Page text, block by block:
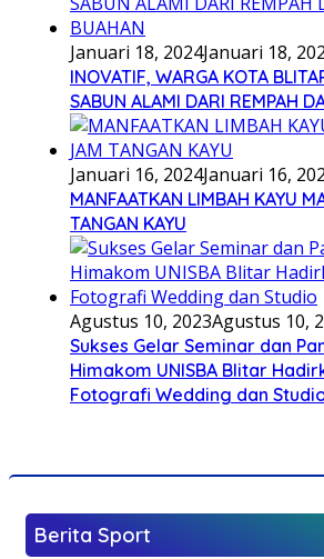
Januari 18, 2024Januari 18,
INOVATIF, WARGA KOTA
SABUN ALAMI DARI REMPAH
Januari 16, 2024Januari 16,
MANFAATKAN LIMBAH KAYU
TANGAN KAYU
Agustus 10, 2023Agustus 10,
Sukses Gelar Seminar dan
Himakom UNISBA Blitar
Fotografi Wedding dan
Berita Sport